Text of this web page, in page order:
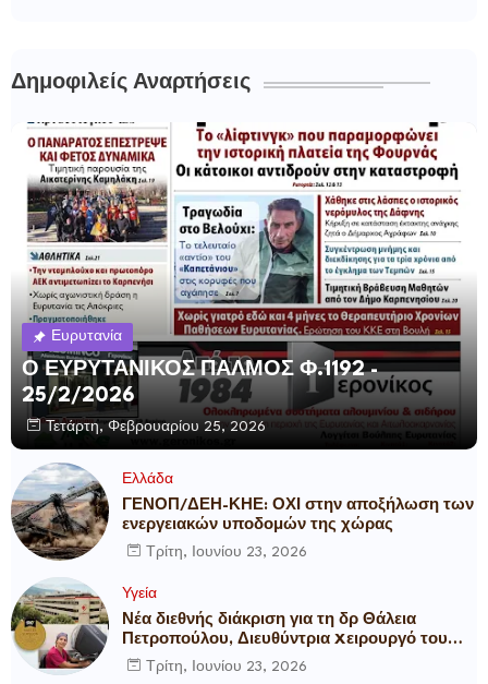
Δημοφιλείς Αναρτήσεις
Ευρυτανία
Ο ΕΥΡΥΤΑΝΙΚΟΣ ΠΑΛΜΟΣ Φ.1192 -
25/2/2026
Τετάρτη, Φεβρουαρίου 25, 2026
Ελλάδα
ΓΕΝΟΠ/ΔΕΗ-ΚΗΕ: ΟΧΙ στην αποξήλωση των
ενεργειακών υποδομών της χώρας
Τρίτη, Ιουνίου 23, 2026
Υγεία
Νέα διεθνής διάκριση για τη δρ Θάλεια
Πετροπούλου, Διευθύντρια Xειρουργό του
Metropolitan General
Τρίτη, Ιουνίου 23, 2026